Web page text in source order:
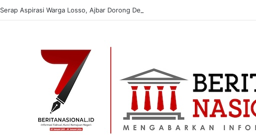
Serap Aspirasi Warga Losso, Ajbar Dorong Desa Jadi Kekuatan Ekonomi Masyarakat